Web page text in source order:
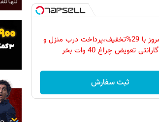
فقط امروز با 29%تخفیف،پرداخت درب منزل و
گارانتی تعویض چراغ 40 وات بخر
ثبت سفارش